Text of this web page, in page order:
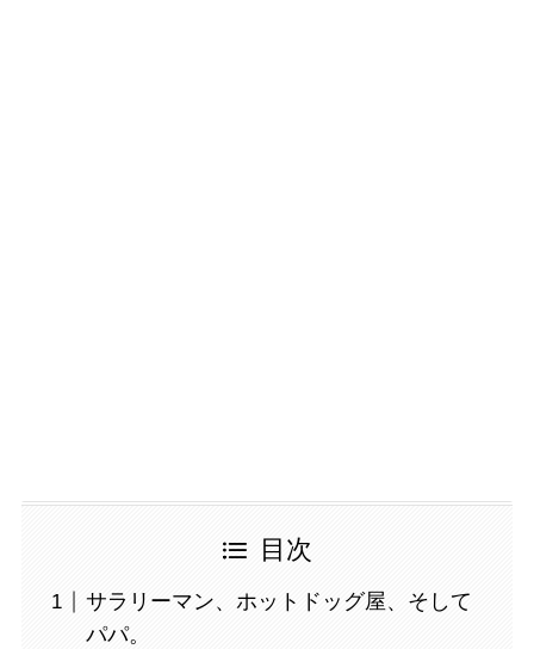
目次
サラリーマン、ホットドッグ屋、そして
パパ。